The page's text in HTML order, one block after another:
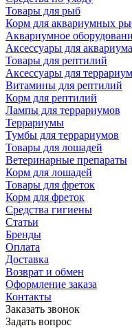
Товары для рыб
Корм для аквариумных
Аквариумное
Аксессуары для аквариума
Товары для рептилий
Аксессуары для
Витамины для рептилий
Корм для рептилий
Лампы для террариумов
Террариумы
Тумбы для террариумов
Товары для лошадей
Ветеринарные препараты
Корм для лошадей
Товары для фреток
Корм для фреток
Средства гигиены
Статьи
Бренды
Оплата
Доставка
Возврат и обмен
Оформление заказа
Контакты
Заказать звонок
Задать вопрос